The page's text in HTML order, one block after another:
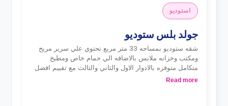
استوديو
جولد بلس ستوديو
شقه ستوديو بمساحه 33 متر مربع تحتوي علي سرير مريح
ومكتب وخزانه ملابس بالاضافه الي حمام خاص ومطبخ
متكامل متوفره بالادوار الاول والثاني والثالث مع تقييم افضل
للادوار العليا
Read more